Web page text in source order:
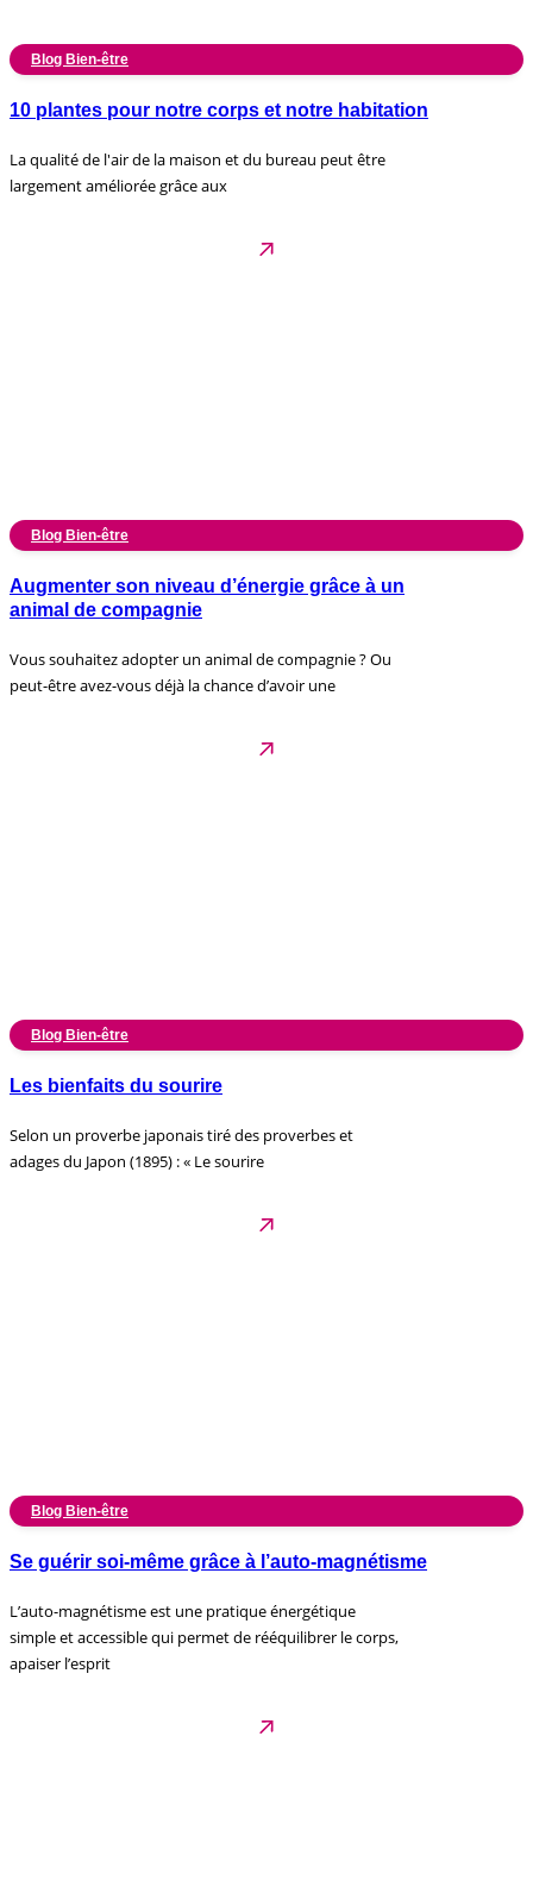
Blog Bien-être
10 plantes pour notre corps et notre habitation
La qualité de l'air de la maison et du bureau peut être
largement améliorée grâce aux
Blog Bien-être
Augmenter son niveau d’énergie grâce à un
animal de compagnie
Vous souhaitez adopter un animal de compagnie ? Ou
peut-être avez-vous déjà la chance d’avoir une
Blog Bien-être
Les bienfaits du sourire
Selon un proverbe japonais tiré des proverbes et
adages du Japon (1895) : « Le sourire
Blog Bien-être
Se guérir soi-même grâce à l’auto-magnétisme
L’auto-magnétisme est une pratique énergétique
simple et accessible qui permet de rééquilibrer le corps,
apaiser l’esprit